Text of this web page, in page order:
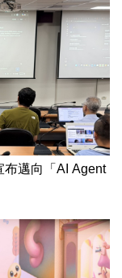
邁向「AI Agent